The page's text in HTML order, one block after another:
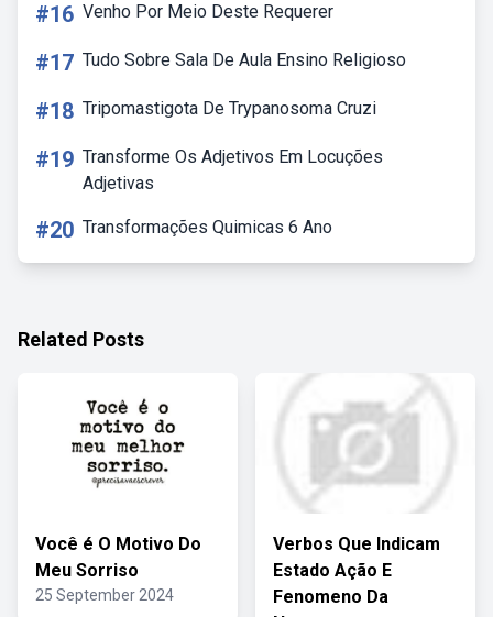
#16 Venho Por Meio Deste Requerer
#17 Tudo Sobre Sala De Aula Ensino Religioso
#18 Tripomastigota De Trypanosoma Cruzi
#19 Transforme Os Adjetivos Em Locuções
Adjetivas
#20 Transformações Quimicas 6 Ano
Related Posts
Você é O Motivo Do
Meu Sorriso
25 September 2024
Verbos Que Indicam
Estado Ação E
Fenomeno Da